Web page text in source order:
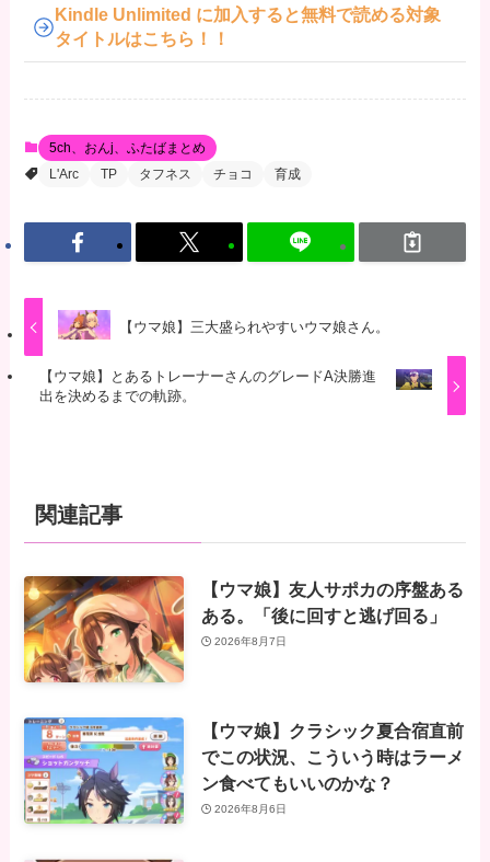
Kindle Unlimited に加入すると無料で読める対象
タイトルはこちら！！
5ch、おんj、ふたばまとめ
L'Arc
TP タフネス チョコ 育成
【ウマ娘】三大盛られやすいウマ娘さん。
【ウマ娘】とあるトレーナーさんのグレードA決勝進
出を決めるまでの軌跡。
関連記事
【ウマ娘】友人サポカの序盤ある
ある。「後に回すと逃げ回る」
2026年8月7日
【ウマ娘】クラシック夏合宿直前
でこの状況、こういう時はラーメ
ン食べてもいいのかな？
2026年8月6日